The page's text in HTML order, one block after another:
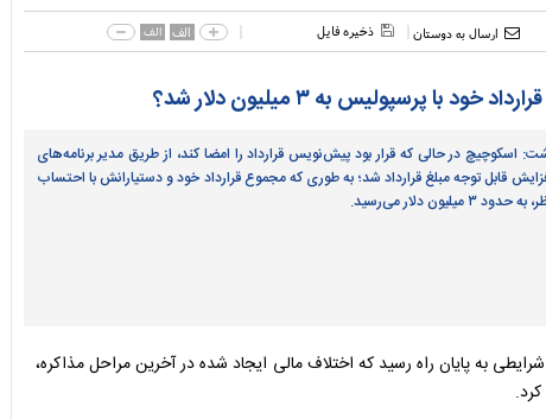
ارسال به دوستان ذخیره فایل الف الف
با پرسپولیس به ۳ میلیون دلار شد؟
اسکوچیچ در حالی که قرار بود پیش‌نویس قرارداد را امضا کند، از طریق مدیر برنامه‌های
قابل توجه مبلغ قرارداد شد؛ به طوری که مجموع قرارداد خود و دستیارانش با احتساب
دلار می‌رسید.
به پایان راه رسید که اختلاف مالی ایجاد شده در آخرین مراحل مذاکره،